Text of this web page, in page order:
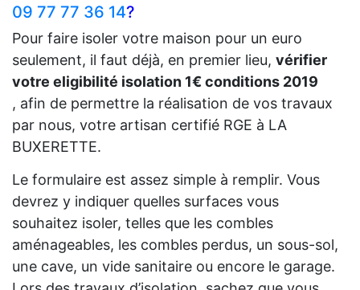
09 77 77 36 14?
Pour faire isoler votre maison pour un euro
seulement, il faut déjà, en premier lieu, vérifier
votre eligibilité isolation 1€ conditions 2019
, afin de permettre la réalisation de vos travaux
par nous, votre artisan certifié RGE à LA
BUXERETTE.
Le formulaire est assez simple à remplir. Vous
devrez y indiquer quelles surfaces vous
souhaitez isoler, telles que les combles
aménageables, les combles perdus, un sous-sol,
une cave, un vide sanitaire ou encore le garage.